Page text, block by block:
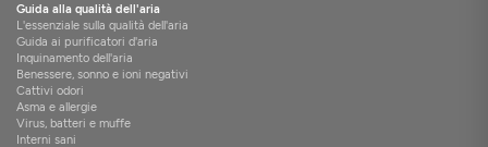
Guida alla qualità dell'aria
L'essenziale sulla qualità dell'aria
Guida ai purificatori d'aria
Inquinamento dell'aria
Benessere, sonno e ioni negativi
Cattivi odori
Asma e allergie
Virus, batteri e muffe
Interni sani